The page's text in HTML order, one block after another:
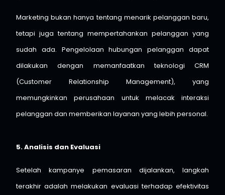
Marketing bukan hanya tentang menarik pelanggan baru,
tetapi juga tentang mempertahankan pelanggan yang
sudah ada. Pengelolaan hubungan pelanggan dapat
dilakukan dengan memanfaatkan teknologi CRM
(Customer Relationship Management), yang
memungkinkan perusahaan untuk melacak interaksi
pelanggan dan memberikan layanan yang lebih personal.
5. Analisis dan Evaluasi
Setelah kampanye pemasaran dijalankan, langkah
terakhir adalah melakukan evaluasi terhadap efektivitas